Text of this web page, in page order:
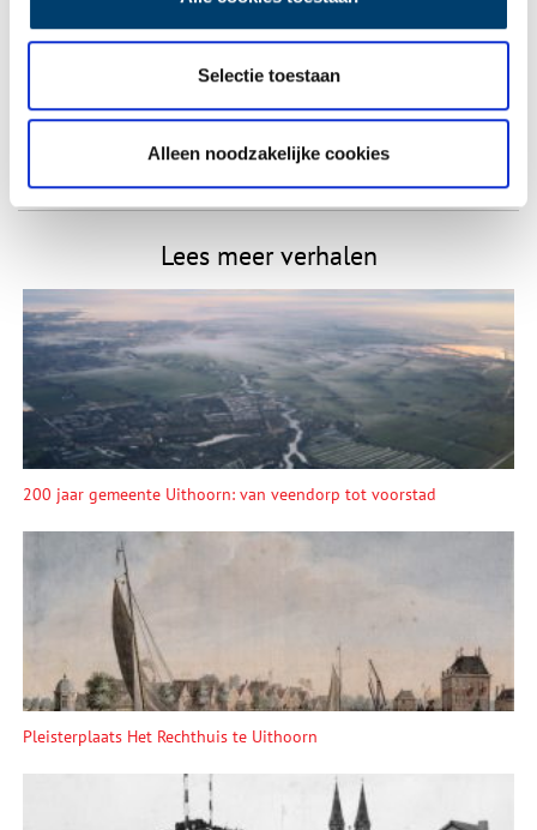
Selectie toestaan
Alleen noodzakelijke cookies
Vink dit aan als u op de hoogte gehouden wil worden.
Lees meer verhalen
200 jaar gemeente Uithoorn: van veendorp tot voorstad
Pleisterplaats Het Rechthuis te Uithoorn